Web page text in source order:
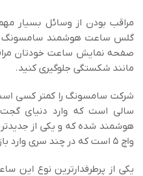
مراقب بودن از وسائل بسیار
صفحه نمایش ساعت خودتان
مانند شکستگی جلوگیری کنید.
شرکت سامسونگ را کمتر کسی
سالی است که وارد دنیای
هوشمند شده که و یکی از
واچ 5 است که در چند سری وارد بازار شده.